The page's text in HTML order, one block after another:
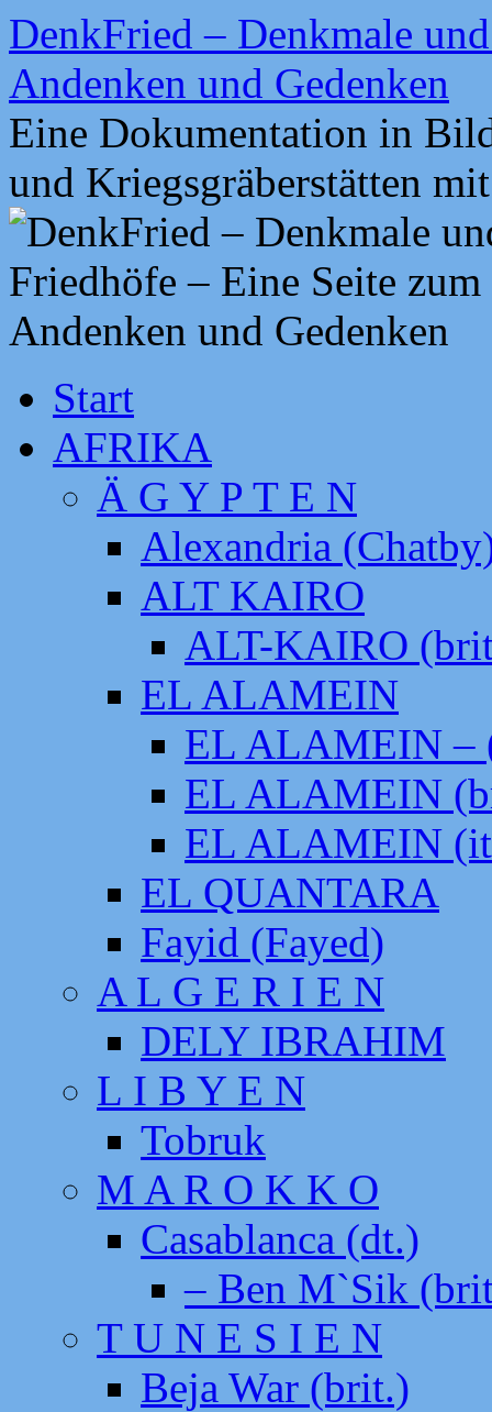
Zum
Inhalt
springen
DenkFried – Denkmale
Andenken und Gedenken
Eine Dokumentation in
und Kriegsgräberstätten
Start
AFRIKA
Ä G Y P T E N
Alexandria
ALT KAIRO
ALT-KAIRO
EL ALAMEIN
EL ALAMEIN –
EL ALAMEIN
EL ALAMEIN
EL QUANTARA
Fayid (Fayed)
A L G E R I E N
DELY IBRAHIM
L I B Y E N
Tobruk
M A R O K K O
Casablanca (dt.)
– Ben M`Sik
T U N E S I E N
Beja War (brit.)